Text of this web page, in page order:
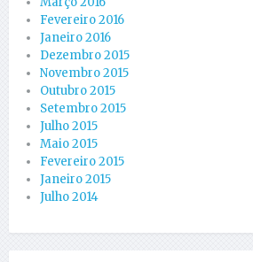
Fevereiro 2016
Janeiro 2016
Dezembro 2015
Novembro 2015
Outubro 2015
Setembro 2015
Julho 2015
Maio 2015
Fevereiro 2015
Janeiro 2015
Julho 2014